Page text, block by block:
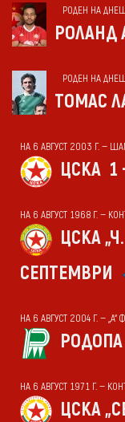
РОДЕН НА
РОЛАНД
РОДЕН НА
ТОМАС
НА 6 АВГУСТ 2003 Г. —
ЦСКА 1
НА 6 АВГУСТ 1968 Г. —
ЦСКА
СЕПТЕМВРИ
НА 6 АВГУСТ 2004 Г. —
РОДОПА
НА 6 АВГУСТ 1971 Г. —
ЦСКА